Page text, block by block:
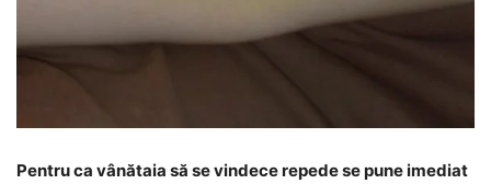
Pentru ca vânătaia să se vindece repede se pune imediat